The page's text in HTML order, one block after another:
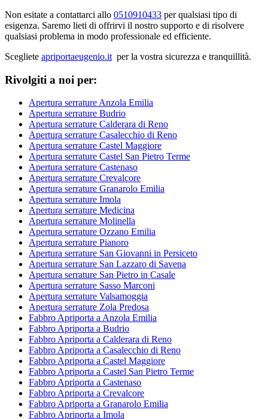
Non esitate a contattarci allo 0510910433 per qualsiasi tipo di
esigenza. Saremo lieti di offrirvi il nostro supporto e di risolvere
qualsiasi problema in modo professionale ed efficiente.
Scegliete apriportaeugenio.it per la vostra sicurezza e tranquillità.
Rivolgiti a noi per:
Apertura serrature Anzola Emilia
Apertura serrature Budrio
Apertura serrature Calderara di Reno
Apertura serrature Casalecchio di Reno
Apertura serrature Castel Maggiore
Apertura serrature Castel San Pietro Terme
Apertura serrature Castenaso
Apertura serrature Crevalcore
Apertura serrature Granarolo Emilia
Apertura serrature Imola
Apertura serrature Medicina
Apertura serrature Molinella
Apertura serrature Ozzano Emilia
Apertura serrature Pianoro
Apertura serrature San Giovanni in Persiceto
Apertura serrature San Lazzaro di Savena
Apertura serrature San Pietro in Casale
Apertura serrature Sasso Marconi
Apertura serrature Valsamoggia
Apertura serrature Zola Predosa
Fabbro Apriporta a Anzola Emilia
Fabbro Apriporta a Budrio
Fabbro Apriporta a Calderara di Reno
Fabbro Apriporta a Casalecchio di Reno
Fabbro Apriporta a Castel Maggiore
Fabbro Apriporta a Castel San Pietro Terme
Fabbro Apriporta a Castenaso
Fabbro Apriporta a Crevalcore
Fabbro Apriporta a Granarolo Emilia
Fabbro Apriporta a Imola